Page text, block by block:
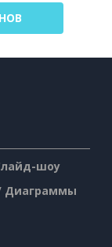
шоу
Диаграммы